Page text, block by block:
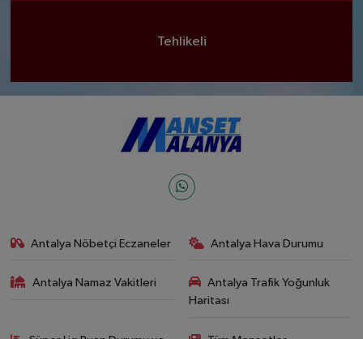
Tehlikeli
Antalya Nöbetçi Eczaneler Antalya Hava Durumu
Antalya Namaz Vakitleri
Antalya Trafik Yoğunluk
Haritası